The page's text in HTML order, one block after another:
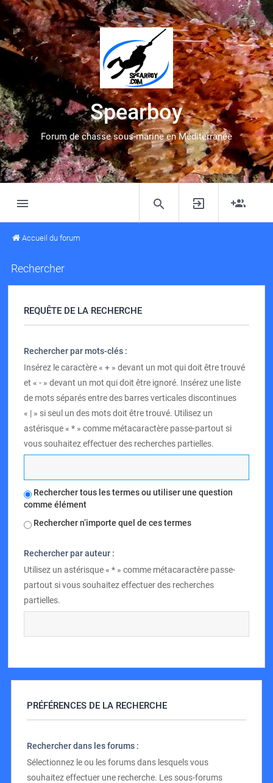
Spearboy
Forum de chasse sous-marine en Méditerranée
Accueil du forum
Rechercher
REQUÊTE DE LA RECHERCHE
Rechercher par mots-clés :
Insérez le caractère « + » devant un mot qui doit être trouvé
et « - » devant un mot qui doit être ignoré. Insérez une liste
de mots séparés entre des barres verticales discontinues
« | » si seul un des mots doit être trouvé. Utilisez un
astérisque « * » comme métacaractère passe-partout si
vous souhaitez effectuer des recherches partielles.
Rechercher tous les termes ou utiliser une question
comme élément
Rechercher n’importe quel de ces termes
Rechercher par auteur :
Utilisez un astérisque « * » comme métacaractère passe-
partout si vous souhaitez effectuer des recherches
partielles.
PRÉFÉRENCES DE LA RECHERCHE
Rechercher dans les forums :
Sélectionnez le ou les forums dans lesquels vous
souhaitez effectuer une recherche. Les sous-forums